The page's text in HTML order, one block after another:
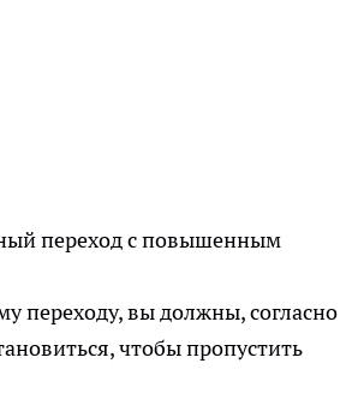
переход с повышенным
переходу, вы должны, согласно
чтобы пропустить